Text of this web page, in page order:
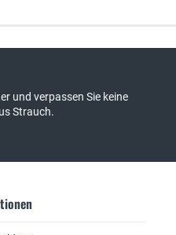
und verpassen Sie keine
Strauch.